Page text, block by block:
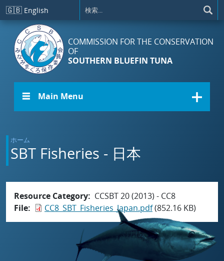
メインコンテンツに移動
🇬🇧 English
COMMISSION FOR THE CONSERVATION
OF
SOUTHERN BLUEFIN TUNA
☰ Main Menu
ホーム
SBT Fisheries - 日本
Resource Category
CCSBT 20 (2013) - CC8
File
CC8_SBT_Fisheries_Japan.pdf(852.16 KB)